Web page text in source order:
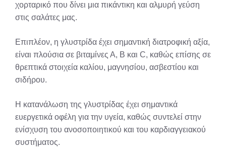
χορταρικό που δίνει μια πικάντικη και αλμυρή γεύση
στις σαλάτες μας.
Επιπλέον, η γλυστρίδα έχει σημαντική διατροφική αξία,
είναι πλούσια σε βιταμίνες Α, Β και C, καθώς επίσης σε
θρεπτικά στοιχεία καλίου, μαγνησίου, ασβεστίου και
σιδήρου.
Η κατανάλωση της γλυστρίδας έχει σημαντικά
ευεργετικά οφέλη για την υγεία, καθώς συντελεί στην
ενίσχυση του ανοσοποιητικού και του καρδιαγγειακού
συστήματος.